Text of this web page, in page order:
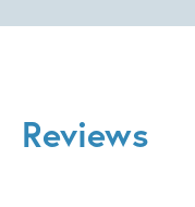
Reviews